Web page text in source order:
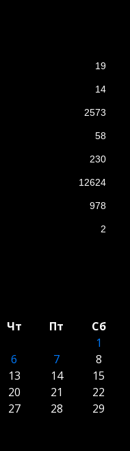
19
14
2573
58
230
12624
978
2
Чт Пт
Сб
1
6 7
8
13 14
15
20 21
22
27 28
29